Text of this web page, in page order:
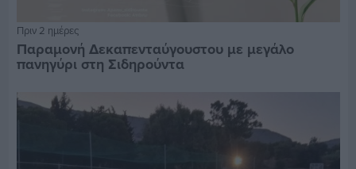
Πριν 2 ημέρες
Παραμονή Δεκαπενταύγουστου με μεγάλο
πανηγύρι στη Σιδηρούντα